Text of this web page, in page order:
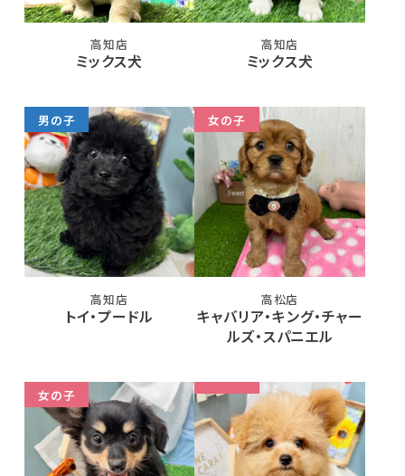
高知店
ミックス犬
高知店
ミックス犬
男の子
高知店
トイ・プードル
女の子
高松店
キャバリア・キング・チャー
ルズ・スパニエル
女の子